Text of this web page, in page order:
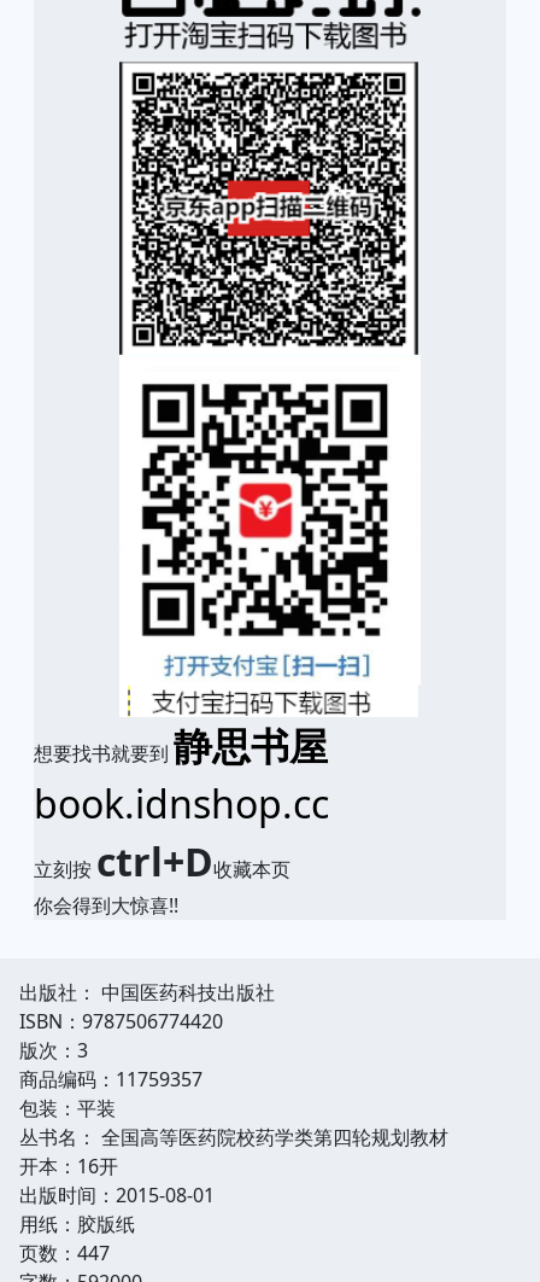
想要找书就要到 静思书屋
book.idnshop.cc
立刻按 ctrl+D收藏本页
你会得到大惊喜!!
出版社： 中国医药科技出版社
ISBN：9787506774420
版次：3
商品编码：11759357
包装：平装
丛书名： 全国高等医药院校药学类第四轮规划教材
开本：16开
出版时间：2015-08-01
用纸：胶版纸
页数：447